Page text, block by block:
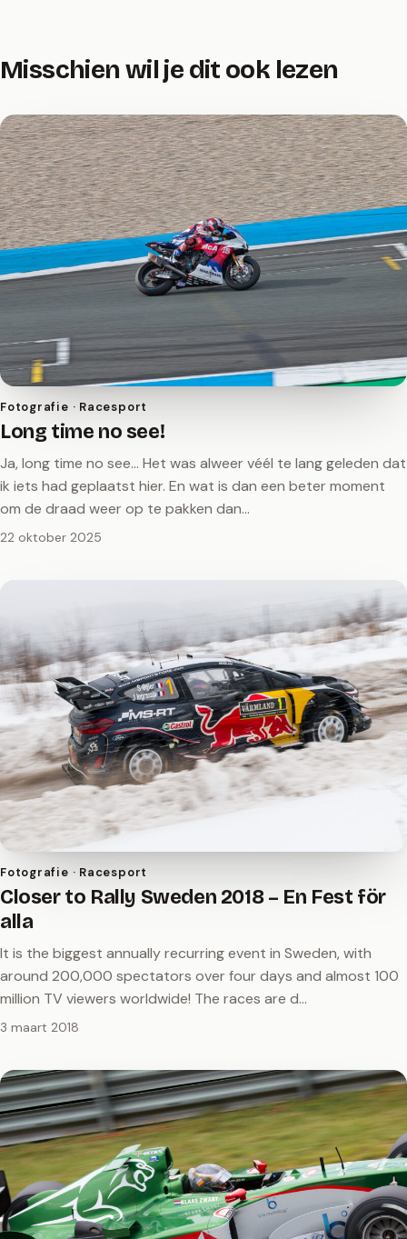
Misschien wil je dit ook lezen
Fotografie · Racesport
Long time no see!
Ja, long time no see… Het was alweer véél te lang geleden dat
ik iets had geplaatst hier. En wat is dan een beter moment
om de draad weer op te pakken dan…
22 oktober 2025
Fotografie · Racesport
Closer to Rally Sweden 2018 – En Fest för
alla
It is the biggest annually recurring event in Sweden, with
around 200,000 spectators over four days and almost 100
million TV viewers worldwide! The races are d…
3 maart 2018